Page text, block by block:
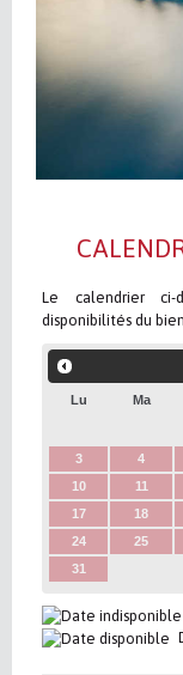
Le calendrier ci-
disponibilités du
Lu Ma
3
4
10
11
17
18
24
25
31